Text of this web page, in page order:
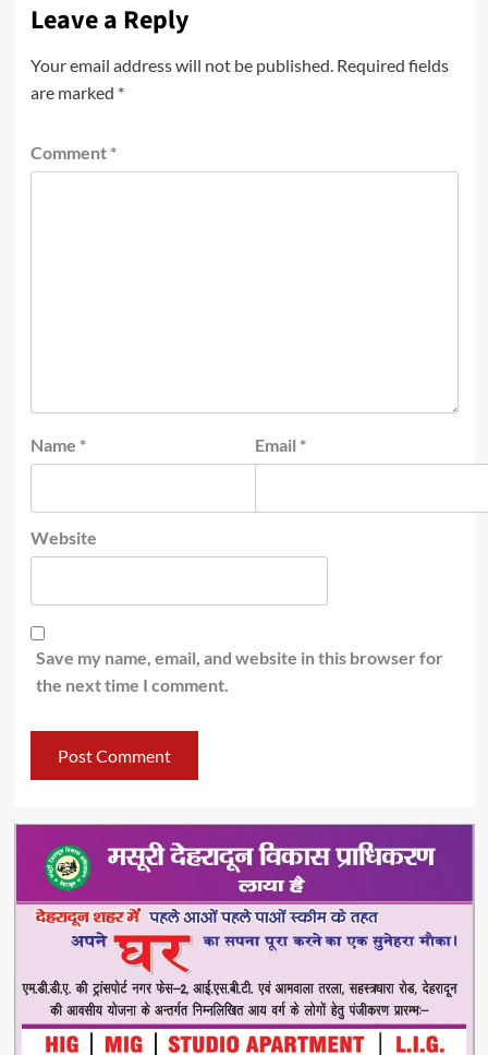
Leave a Reply
Your email address will not be published. Required fields
are marked *
Comment *
Name * Email *
Website
Save my name, email, and website in this browser for
the next time I comment.